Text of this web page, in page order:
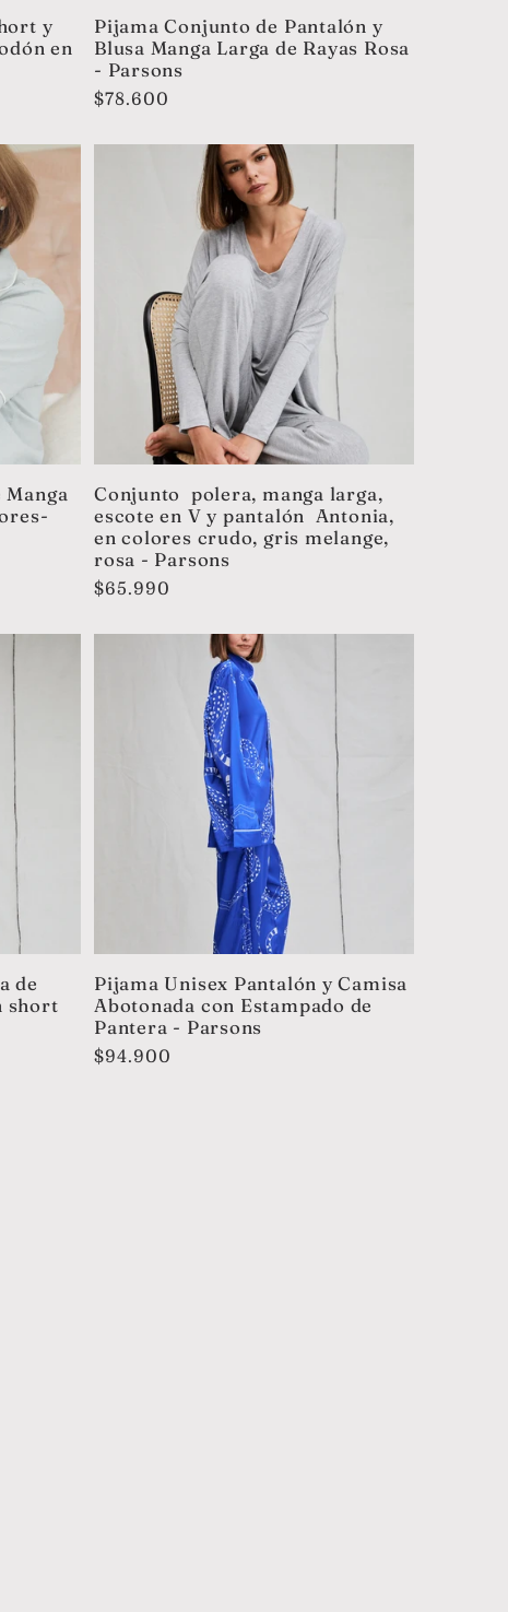
y
en
Pijama Conjunto de Pantalón y
Blusa Manga Larga de Rayas Rosa
- Parsons
Precio
$78.600
Conjunto polera, manga larga,
escote en V y pantalón Antonia,
en colores crudo, gris melange,
rosa - Parsons
Precio
$65.990
de
short
Pijama Unisex Pantalón y Camisa
Abotonada con Estampado de
Pantera - Parsons
Precio
$94.900